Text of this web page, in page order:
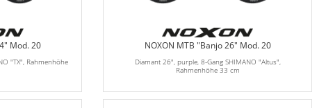
Mod. 20
"TX", Rahmenhöhe
NOXON MTB "Banjo 26" Mod. 20
Diamant 26", purple, 8-Gang SHIMANO "Altus",
Rahmenhöhe 33 cm